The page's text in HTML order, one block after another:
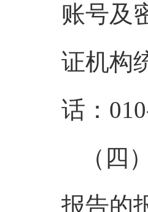
账号及
证机构
话：
（四
报告的